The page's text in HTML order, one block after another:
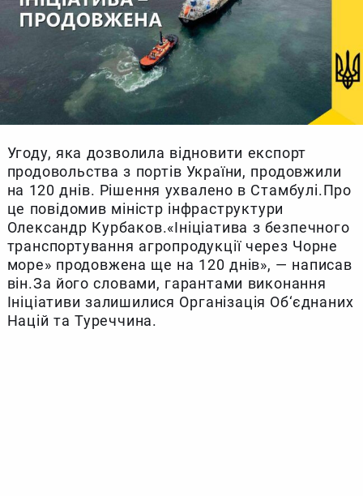
Угоду, яка дозволила відновити експорт
продовольства з портів України, продовжили
на 120 днів. Рішення ухвалено в Стамбулі.Про
це повідомив міністр інфраструктури
Олександр Курбаков.«Ініціатива з безпечного
транспортування агропродукції через Чорне
море» продовжена ще на 120 днів», — написав
він.За його словами, гарантами виконання
Ініціативи залишилися Організація Об‘єднаних
Націй та Туреччина.